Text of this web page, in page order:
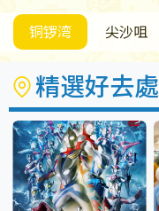
铜锣湾
尖沙咀
精選好去處